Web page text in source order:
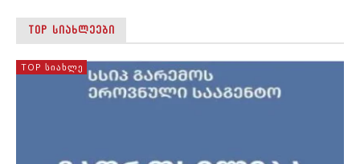
TOP ᲡᲘᲐᲮᲚᲔᲔᲑᲘ
TOP ᲡᲘᲐᲮᲚᲔ